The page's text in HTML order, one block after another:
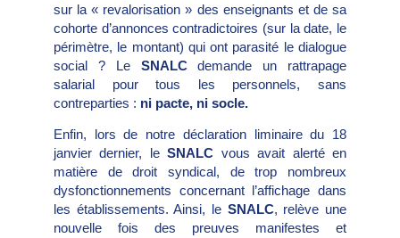
sur la « revalorisation » des enseignants et de sa
cohorte d’annonces contradictoires (sur la date, le
périmètre, le montant) qui ont parasité le dialogue
social ? Le SNALCdemande un rattrapage
salarial pour tous les personnels, sans
contreparties : ni pacte, ni socle.
Enfin, lors de notre déclaration liminaire du 18
janvier dernier, leSNALC vous avait alerté en
matière de droit syndical, de trop nombreux
dysfonctionnements concernant l’affichage dans
les établissements. Ainsi, le SNALC, relève une
nouvelle fois des preuves manifestes et